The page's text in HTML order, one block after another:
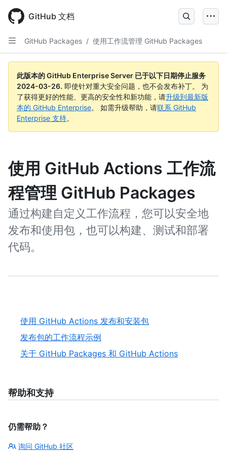
main
content
GitHub 文档
GitHub Packages / 使用工作流管理 GitHub Packages
此版本的 GitHub Enterprise Server 已于以下日期停止服务
2024-03-26. 即使针对重大安全问题，也不会发布补丁。 为
了获得更好的性能、更高的安全性和新功能，请升级到最新版
本的 GitHub Enterprise。 如需升级帮助，请联系 GitHub
Enterprise 支持。
使用 GitHub Actions 工作流
程管理 GitHub Packages
通过构建自定义工作流程，您可以安全地
发布和使用包，也可以构建、测试和部署
代码。
使用 GitHub Actions 发布和安装包
发布包的工作流程示例
关于 GitHub Packages 和 GitHub Actions
帮助和支持
仍需帮助？
询问 GitHub 社区